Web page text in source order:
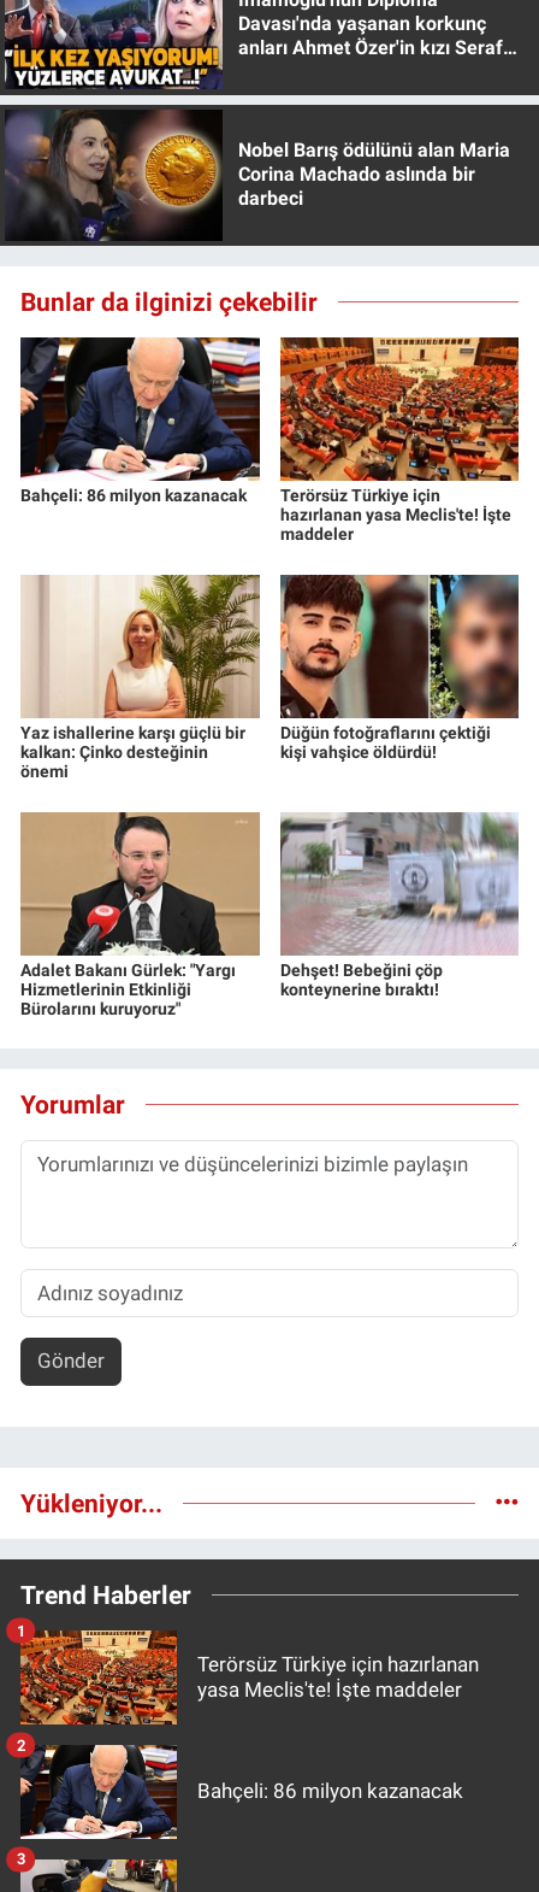
Davası'nda yaşanan korkunç
anları Ahmet Özer'in kızı Seraf
Nobel Barış ödülünü alan Maria
Corina Machado aslında bir
darbeci
Bunlar da ilginizi çekebilir
Bahçeli: 86 milyon kazanacak
Terörsüz Türkiye için
hazırlanan yasa Meclis'te! İşte
maddeler
Yaz ishallerine karşı güçlü bir
kalkan: Çinko desteğinin
önemi
Düğün fotoğraflarını çektiği
kişi vahşice öldürdü!
Adalet Bakanı Gürlek: "Yargı
Hizmetlerinin Etkinliği
Bürolarını kuruyoruz"
Dehşet! Bebeğini çöp
konteynerine bıraktı!
Yorumlar
Gönder
Yükleniyor...
Trend Haberler
Terörsüz Türkiye için hazırlanan
yasa Meclis'te! İşte maddeler
1
Bahçeli: 86 milyon kazanacak
2
3